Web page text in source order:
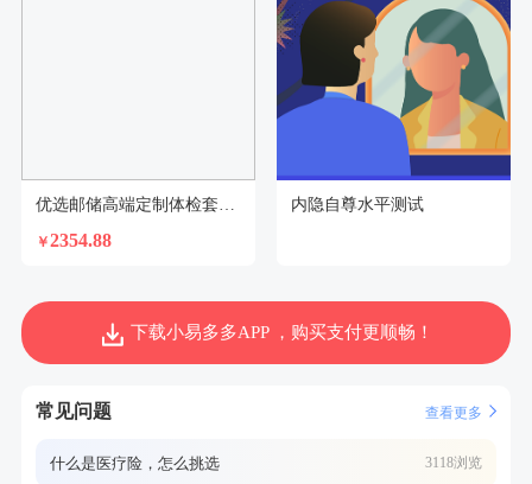
￥2354.88
内隐自尊水平测试
下载小易多多APP ，购买支付更顺畅！
常见问题 查看更多
什么是医疗险，怎么挑选 3118浏览